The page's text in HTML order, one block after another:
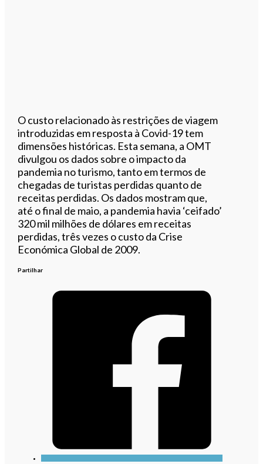
O custo relacionado às restrições de viagem
introduzidas em resposta à Covid-19 tem
dimensões históricas. Esta semana, a OMT
divulgou os dados sobre o impacto da
pandemia no turismo, tanto em termos de
chegadas de turistas perdidas quanto de
receitas perdidas. Os dados mostram que,
até o final de maio, a pandemia havia ‘ceifado’
320 mil milhões de dólares em receitas
perdidas, três vezes o custo da Crise
Económica Global de 2009.
Partilhar